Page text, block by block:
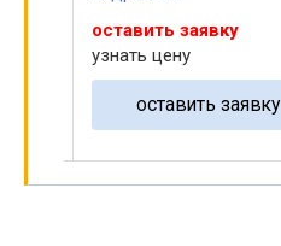
оставить заявку
узнать цену
оставить заявку